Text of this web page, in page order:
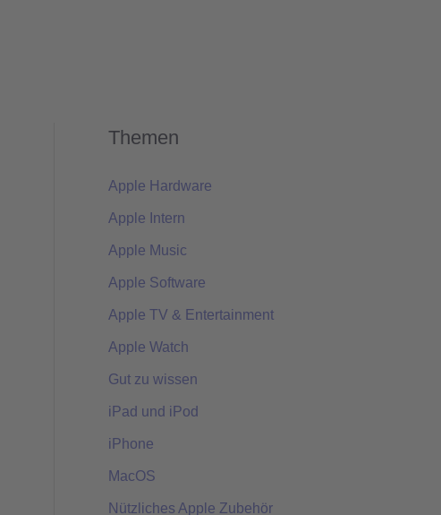
Themen
Apple Hardware
Apple Intern
Apple Music
Apple Software
Apple TV & Entertainment
Apple Watch
Gut zu wissen
iPad und iPod
iPhone
MacOS
Nützliches Apple Zubehör